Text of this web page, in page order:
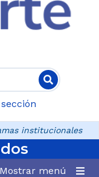
institucionales
Mostrar menú